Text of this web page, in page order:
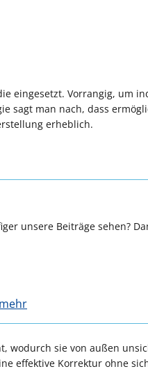
eingesetzt. Vorrangig, um
sagt man nach, dass
erheblich.
unsere Beiträge sehen?
wodurch sie von außen
effektive Korrektur ohne